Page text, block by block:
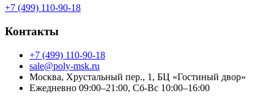
+7 (499) 110-90-18
Контакты
+7 (499) 110-90-18
sale@poly-msk.ru
Москва, Хрустальный пер., 1, БЦ «Гостиный двор»
Ежедневно 09:00–21:00, Сб-Вс 10:00–16:00